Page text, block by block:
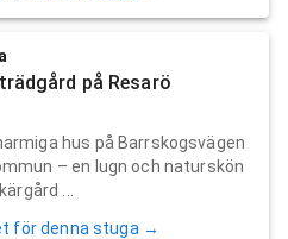
på Resarö
hus på Barrskogsvägen
– en lugn och naturskön
...
för denna stuga →